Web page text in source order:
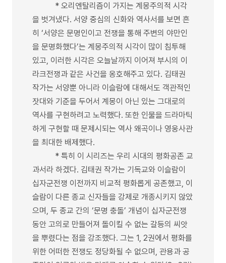
* 오리엔탈리즘이 가지는 계몽주의적 시각
을 벗겨냈다. 서양 중심의 신화와 역사서를 보면 흔
히 ‘서양은 문명인이고 전쟁을 통해 주변의 야만인
을 문명화했다’는 계몽주의적 시각이 많이 침투해
있고, 이러한 시각은 오늘날까지 이어져 부시의 이
라크전쟁과 같은 사건을 옹호해주고 있다. 김태권
작가는 서양뿐 아니라 이슬람에 대해서도 객관적인
잣대와 기준을 두어서 계몽이 아닌 있는 그대로의
역사를 구현하려고 노력했다. 또한 인물을 드라마틱
하게 구현할 때 문제시되는 역사 왜곡이나 영웅사관
을 최대한 배제했다.
* 특히 이 시리즈는 우리 시대의 평화공존 교
과서라 하겠다. 김태권 작가는 기독교와 이슬람이
십자군전쟁 이전까지 비교적 평화롭게 공존했고, 이
슬람이 다른 종교 신자들을 강제로 개종시키지 않았
으며, 두 종교 간의 ‘문명 충돌’ 개념이 십자군전쟁
동안 고의로 만들어져 돌이킬 수 없는 갈등의 씨앗
을 뿌렸다는 점을 강조했다. 그는 1, 2권에서 평화를
위한 어떠한 전쟁도 정당화될 수 없으며, 관용과 공